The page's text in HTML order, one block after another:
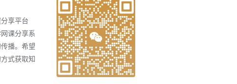
享平台
课分享系
播。希望
式获取知